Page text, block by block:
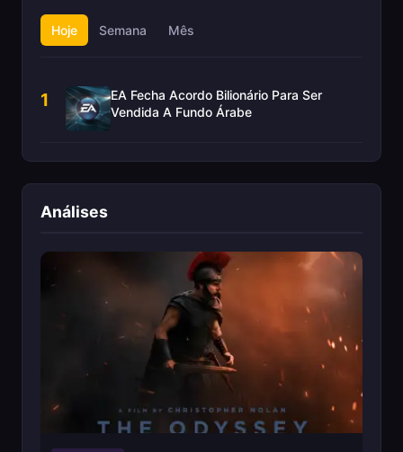
Hoje Semana Mês
1
EA Fecha Acordo Bilionário Para Ser
Vendida A Fundo Árabe
Análises